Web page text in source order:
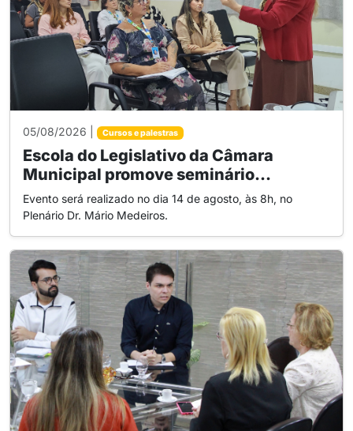
05/08/2026 | Cursos e palestras
Escola do Legislativo da Câmara
Municipal promove seminário...
Evento será realizado no dia 14 de agosto, às 8h, no
Plenário Dr. Mário Medeiros.